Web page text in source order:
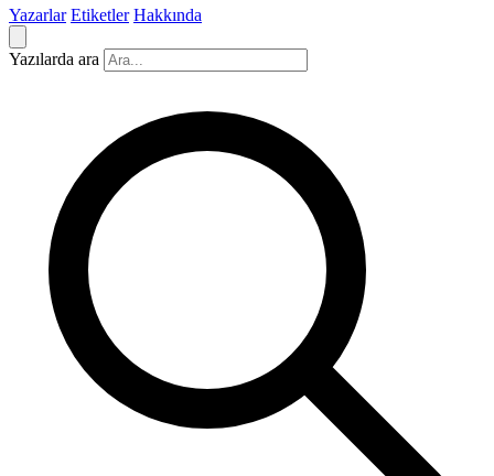
Yazarlar Etiketler Hakkında
Yazılarda ara